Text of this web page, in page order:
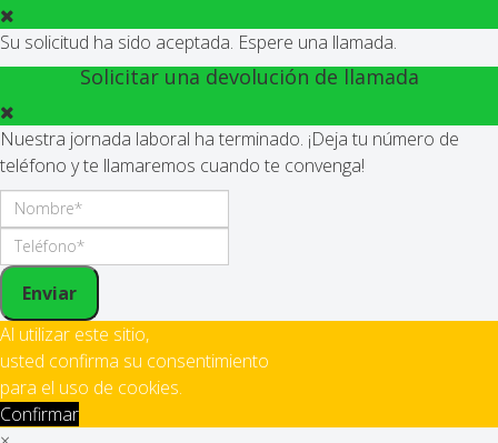
Su solicitud ha sido aceptada. Espere una llamada.
Solicitar una devolución de llamada
Nuestra jornada laboral ha terminado. ¡Deja tu número de
teléfono y te llamaremos cuando te convenga!
Enviar
Al utilizar este sitio,
usted confirma su consentimiento
para el uso de cookies.
Confirmar